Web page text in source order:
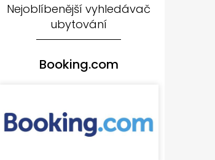
Nejoblíbenější vyhledávač
ubytování
Booking.com